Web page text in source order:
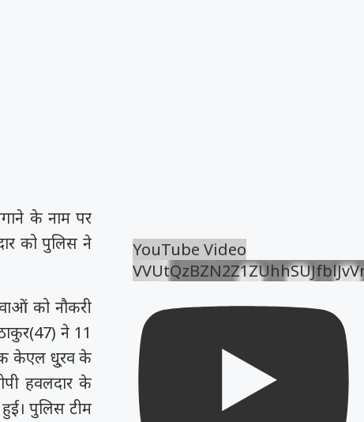
के नाम पर
को पुलिस ने
को नौकरी
ने 11
केएल धु्रव के
हवलदार के
पुलिस टीम
YouTube Video